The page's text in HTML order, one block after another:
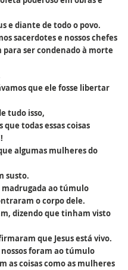
e diante de todo o povo.
sacerdotes e nossos chefes
ser condenado à morte
que ele fosse libertar
tudo isso,
que todas essas coisas
algumas mulheres do
susto.
madrugada ao túmulo
o corpo dele.
dizendo que tinham visto
que Jesus está vivo.
nossos foram ao túmulo
as coisas como as mulheres